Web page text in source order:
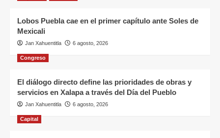
Lobos Puebla cae en el primer capítulo ante Soles de
Mexicali
Jan Xahuentitla 6 agosto, 2026
Congreso
El diálogo directo define las prioridades de obras y
servicios en Xalapa a través del Día del Pueblo
Jan Xahuentitla 6 agosto, 2026
Capital